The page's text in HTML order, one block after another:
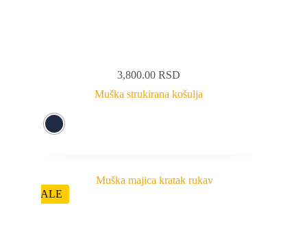
3,800.00RSD
Muška strukirana košulja
SALE